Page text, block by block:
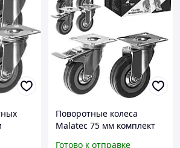
Поворотные колеса
Malatec 75 мм комплект
Готово к отправке